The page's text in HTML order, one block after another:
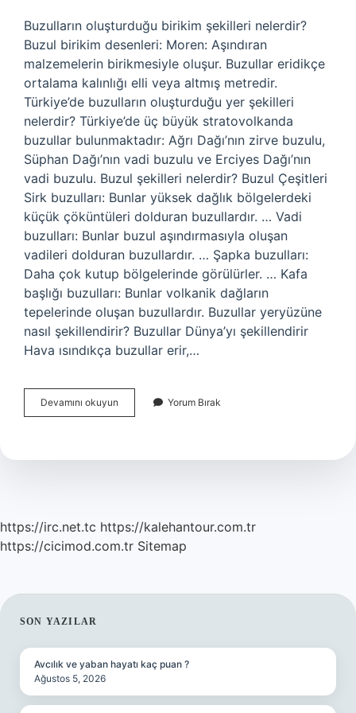
Buzulların oluşturduğu birikim şekilleri nelerdir?
Buzul birikim desenleri: Moren: Aşındıran
malzemelerin birikmesiyle oluşur. Buzullar eridikçe
ortalama kalınlığı elli veya altmış metredir.
Türkiye’de buzulların oluşturduğu yer şekilleri
nelerdir? Türkiye’de üç büyük stratovolkanda
buzullar bulunmaktadır: Ağrı Dağı’nın zirve buzulu,
Süphan Dağı’nın vadi buzulu ve Erciyes Dağı’nın
vadi buzulu. Buzul şekilleri nelerdir? Buzul Çeşitleri
Sirk buzulları: Bunlar yüksek dağlık bölgelerdeki
küçük çöküntüleri dolduran buzullardır. … Vadi
buzulları: Bunlar buzul aşındırmasıyla oluşan
vadileri dolduran buzullardır. … Şapka buzulları:
Daha çok kutup bölgelerinde görülürler. … Kafa
başlığı buzulları: Bunlar volkanik dağların
tepelerinde oluşan buzullardır. Buzullar yeryüzüne
nasıl şekillendirir? Buzullar Dünya’yı şekillendirir
Hava ısındıkça buzullar erir,…
Devamını okuyun Buzulların
Oluşturduğu
Nelerdir
Yorum Bırak
https://irc.net.tc https://kalehantour.com.tr
https://cicimod.com.tr Sitemap
SIDEBAR
SON YAZILAR
Avcılık ve yaban hayatı kaç puan ?
Ağustos 5, 2026